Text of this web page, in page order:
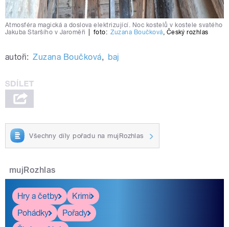
Atmosféra magická a doslova elektrizující. Noc kostelů v kostele svatého
Jakuba Staršího v Jaroměři
foto: Zuzana Boučková, Český rozhlas
autoři: Zuzana Boučková, baj
Všechny díly pořadu na mujRozhlas
mujRozhlas
Hry a četby
Krimi
Pohádky
Pořady